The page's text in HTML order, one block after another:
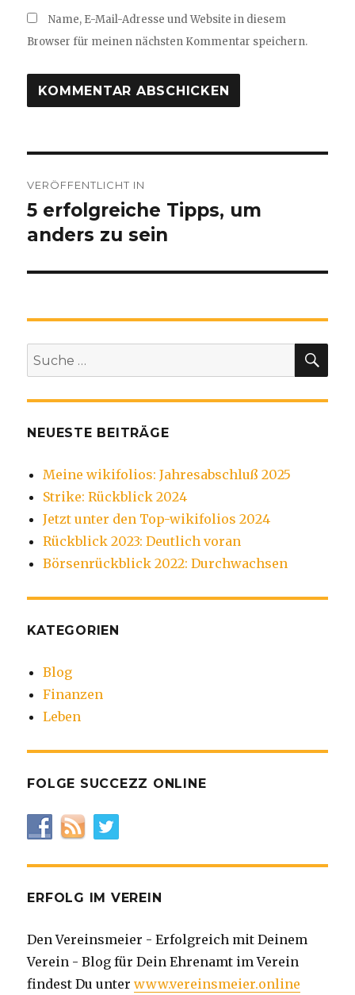
Name, E-Mail-Adresse und Website in diesem
Browser für meinen nächsten Kommentar speichern.
VERÖFFENTLICHT IN
5 erfolgreiche Tipps, um
anders zu sein
Suche
nach:
NEUESTE BEITRÄGE
Meine wikifolios: Jahresabschluß 2025
Strike: Rückblick 2024
Jetzt unter den Top-wikifolios 2024
Rückblick 2023: Deutlich voran
Börsenrückblick 2022: Durchwachsen
KATEGORIEN
Blog
Finanzen
Leben
FOLGE SUCCEZZ ONLINE
ERFOLG IM VEREIN
Den Vereinsmeier - Erfolgreich mit Deinem
Verein - Blog für Dein Ehrenamt im Verein
findest Du unterwww.vereinsmeier.online